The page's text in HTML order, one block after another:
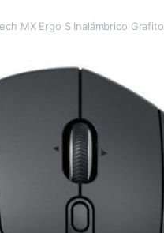
MX Ergo S Inalámbrico Grafito